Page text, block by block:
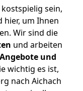
sein,
hier, um Ihnen
Wir sind die
und arbeiten
und
wichtig es ist,
nach Aichach